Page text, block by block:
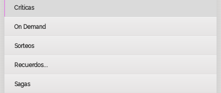
Críticas
On Demand
Sorteos
Recuerdos...
Sagas